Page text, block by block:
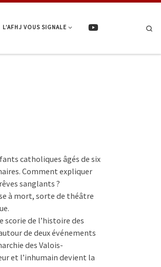
L’AFHJ VOUS SIGNALE
catholiques âgés de six
Comment expliquer
sanglants ?
à mort, sorte de théâtre
scorie de l’histoire des
de deux événements
des Valois-
et l’inhumain devient la